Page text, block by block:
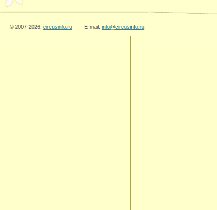
© 2007-2026, circusinfo.ru E-mail: info@circusinfo.ru